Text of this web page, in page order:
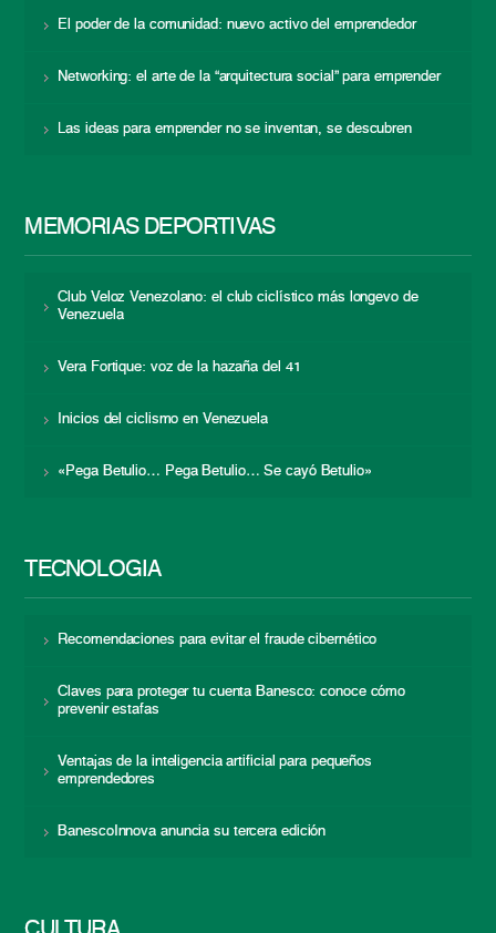
El poder de la comunidad: nuevo activo del emprendedor
Networking: el arte de la “arquitectura social” para emprender
Las ideas para emprender no se inventan, se descubren
MEMORIAS DEPORTIVAS
Club Veloz Venezolano: el club ciclístico más longevo de
Venezuela
Vera Fortique: voz de la hazaña del 41
Inicios del ciclismo en Venezuela
«Pega Betulio… Pega Betulio… Se cayó Betulio»
TECNOLOGÍA
Recomendaciones para evitar el fraude cibernético
Claves para proteger tu cuenta Banesco: conoce cómo
prevenir estafas
Ventajas de la inteligencia artificial para pequeños
emprendedores
BanescoInnova anuncia su tercera edición